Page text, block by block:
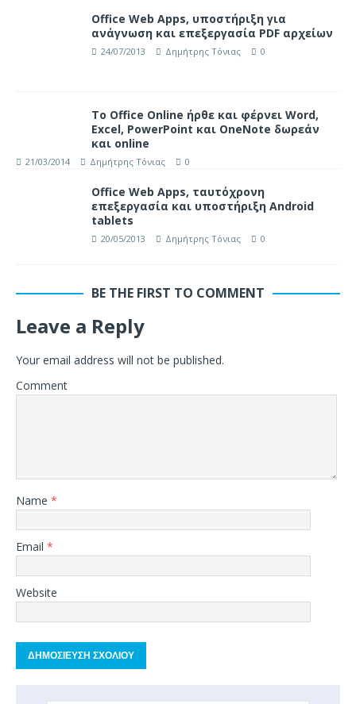
Office Web Apps, υποστήριξη για
ανάγνωση και επεξεργασία PDF αρχείων
24/07/2013 Δημήτρης Τόνιας 0
Το Office Online ήρθε και φέρνει Word,
Excel, PowerPoint και OneNote δωρεάν
και online
21/03/2014 Δημήτρης Τόνιας 0
Office Web Apps, ταυτόχρονη
επεξεργασία και υποστήριξη Android
tablets
20/05/2013 Δημήτρης Τόνιας 0
BE THE FIRST TO COMMENT
Leave a Reply
Your email address will not be published.
Comment
Name *
Email *
Website